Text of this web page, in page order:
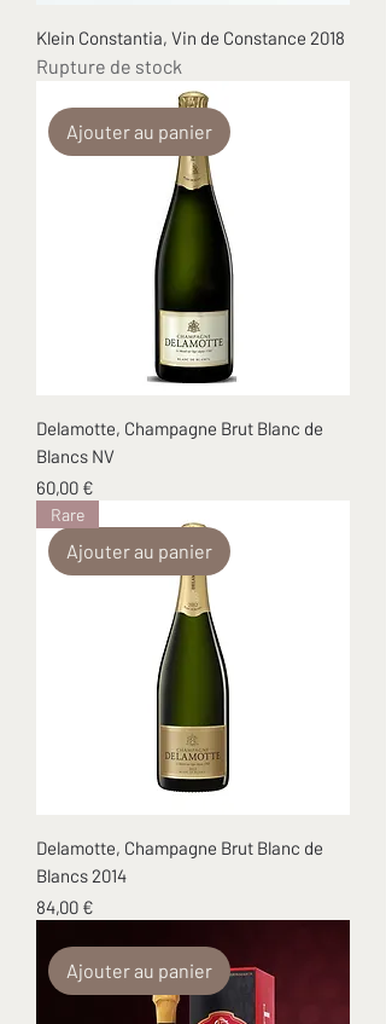
Klein Constantia, Vin de Constance 2018
Rupture de stock
Ajouter au panier
Delamotte, Champagne Brut Blanc de
Blancs NV
Prix
60,00 €
Ajouter au panier
Rare
Delamotte, Champagne Brut Blanc de
Blancs 2014
Prix
84,00 €
Ajouter au panier